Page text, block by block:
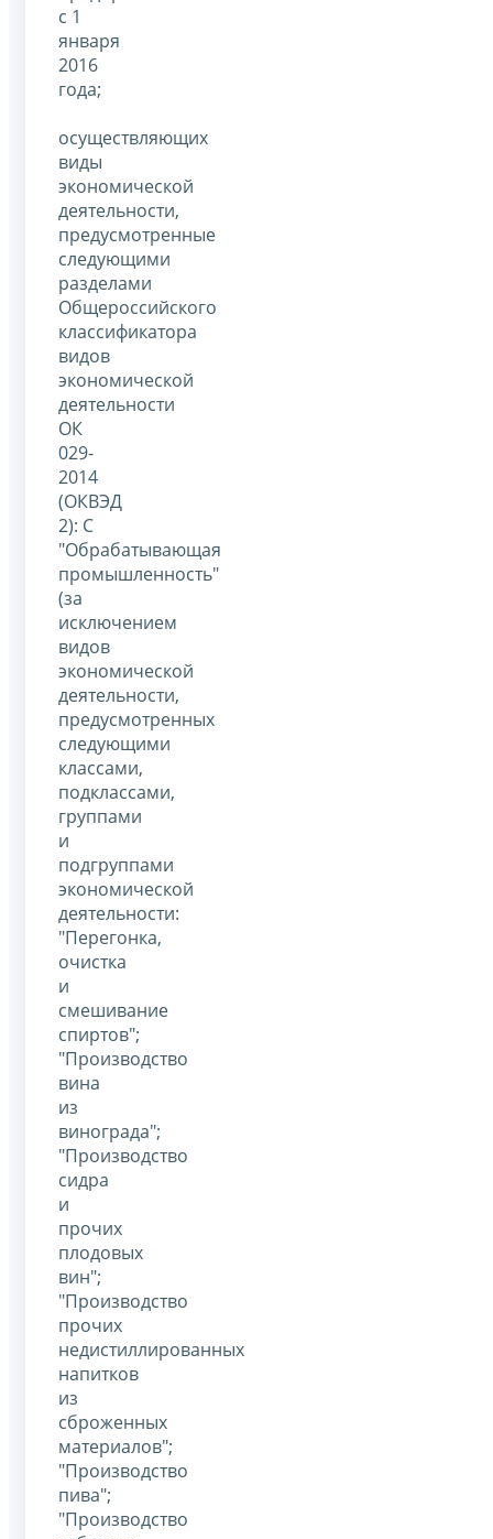
с 1
января
2016
года;
осуществляющих
виды
экономической
деятельности,
предусмотренные
следующими
разделами
Общероссийского
классификатора
видов
экономической
деятельности
ОК
029-
2014
(ОКВЭД
2): С
"Обрабатывающая
промышленность"
(за
исключением
видов
экономической
деятельности,
предусмотренных
следующими
классами,
подклассами,
группами
и
подгруппами
экономической
деятельности:
"Перегонка,
очистка
и
смешивание
спиртов";
"Производство
вина
из
винограда";
"Производство
сидра
и
прочих
плодовых
вин";
"Производство
прочих
недистиллированных
напитков
из
сброженных
материалов";
"Производство
пива";
"Производство